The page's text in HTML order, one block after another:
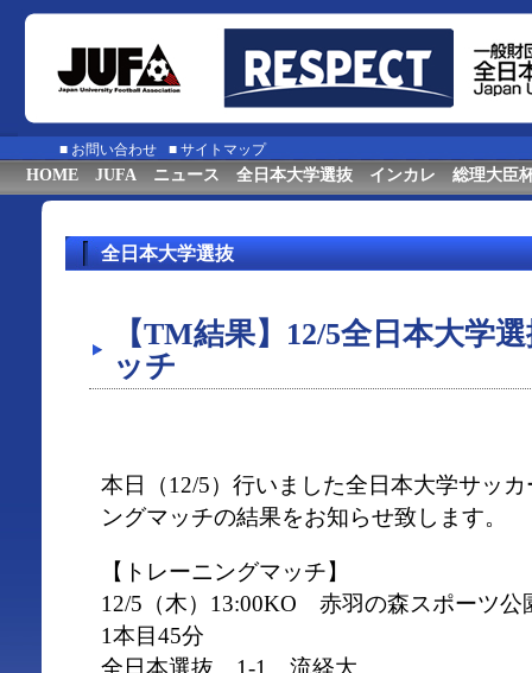
■ お問い合わせ ■ サイトマップ
HOME JUFA ニュース 全日本大学選抜 インカレ 総理大臣
全日本大学選抜
【TM結果】12/5全日本大学
ッチ
本日（12/5）行いました全日本大学サッ
ングマッチの結果をお知らせ致します。
【トレーニングマッチ】
12/5（木）13:00KO 赤羽の森スポーツ公
1本目45分
全日本選抜 1-1 流経大